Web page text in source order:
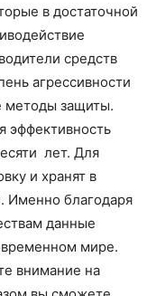
в достаточной
средств
агрессивности
методы защиты.
эффективность
лет. Для
и хранят в
Именно благодаря
данные
мире.
внимание на